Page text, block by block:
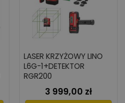
LASER KRZYŻOWY LINO
L6G-1+DETEKTOR
RGR200
Cena
3 999,00 zł